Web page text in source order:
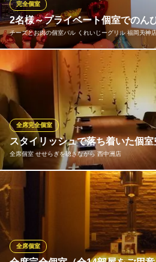
博多郷 いさみ
注目！博多を味わえる店
地下鉄七隈線（3号線）天神南駅 徒歩
福岡県福岡市中央区春吉3-11-19 パノラマスク
2名様～プライベート個室でのん
チーズとお肉の個室バル くれいじーグリル 福岡天神
完全個室
この度、店内をリニューアル！個室
0名様ご利用可能な完全個室をご用意
気の半個室、ぐっと距離を近づけたい
ルシート（半個室）も登場。誕生日会
人との普段どおりの飲み会まで、多彩
い。
チーズとお肉の個室バル くれい
個室&居酒屋バル/春吉
地下鉄七隈線（3号線）天神南駅 徒
福岡県福岡市中央区春吉3-24-28 セシル晴好1F
スタイリッシュで落ち着いた個室
全席個室 せせらぎを聴きながら 西中洲店
全席完全個室
店内は全席完全個室。２名様用～最大
用意しております。デザイナーこだわ
すい間接照明で大人の雰囲気を演出。
だわりの創作和食と厳選日本酒や焼
さい。人数や利用シーンに応じて最適
す。
全席個室